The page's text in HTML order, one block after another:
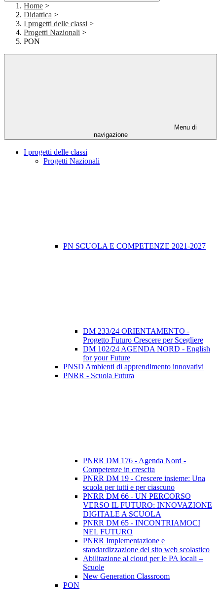
Home >
Didattica >
I progetti delle classi >
Progetti Nazionali >
PON
Menu di
navigazione
I progetti delle classi
Progetti Nazionali
PN SCUOLA E COMPETENZE 2021-2027
DM 233/24 ORIENTAMENTO -
Progetto Futuro Crescere per Scegliere
DM 102/24 AGENDA NORD - English
for your Future
PNSD Ambienti di apprendimento innovativi
PNRR - Scuola Futura
PNRR DM 176 - Agenda Nord -
Competenze in crescita
PNRR DM 19 - Crescere insieme: Una
scuola per tutti e per ciascuno
PNRR DM 66 - UN PERCORSO
VERSO IL FUTURO: INNOVAZIONE
DIGITALE A SCUOLA
PNRR DM 65 - INCONTRIAMOCI
NEL FUTURO
PNRR Implementazione e
standardizzazione del sito web scolastico
Abilitazione al cloud per le PA locali –
Scuole
New Generation Classroom
PON